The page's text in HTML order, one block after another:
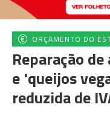
ORÇAMENTO DO
Reparação
e 'queijos
reduzida de